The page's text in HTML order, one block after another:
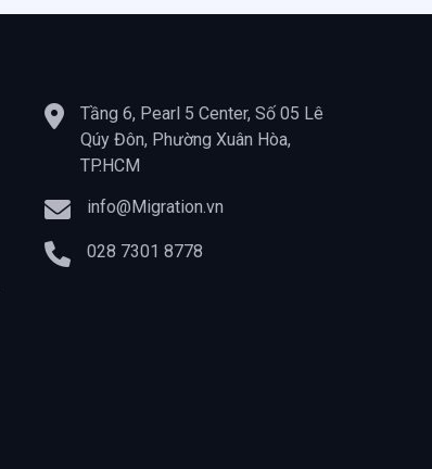
Tầng 6, Pearl 5 Center, Số 05 Lê
Qúy Đôn, Phường Xuân Hòa,
TP.HCM
info@Migration.vn
028 7301 8778